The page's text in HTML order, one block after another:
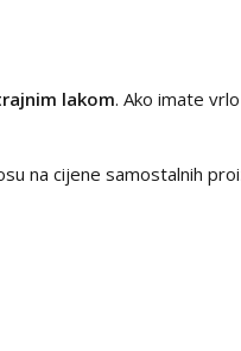
lakom. Ako imate
na cijene samostalnih